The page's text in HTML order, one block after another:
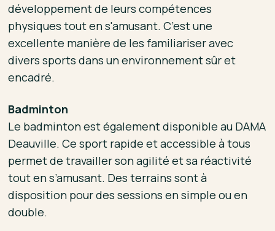
développement de leurs compétences
physiques tout en s'amusant. C’est une
excellente manière de les familiariser avec
divers sports dans un environnement sûr et
encadré.
Badminton
Le badminton est également disponible au DAMA
Deauville. Ce sport rapide et accessible à tous
permet de travailler son agilité et sa réactivité
tout en s’amusant. Des terrains sont à
disposition pour des sessions en simple ou en
double.